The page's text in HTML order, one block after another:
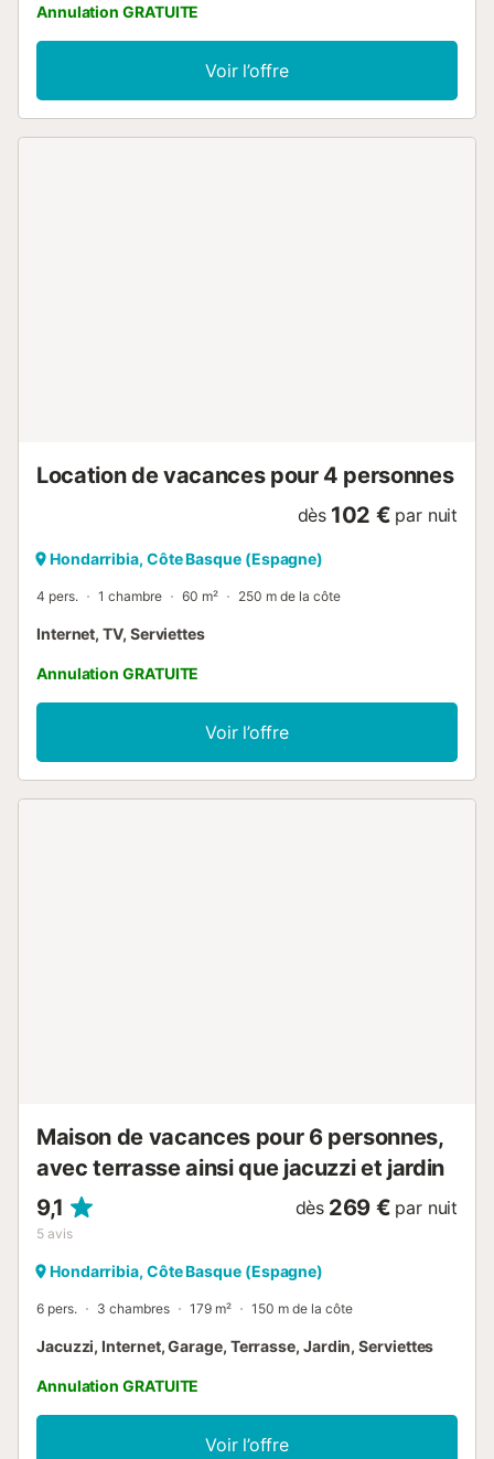
Annulation GRATUITE
Voir l’offre
Location de vacances pour 4 personnes
dès 102 € par nuit
Hondarribia, Côte Basque (Espagne)
4 pers. 1 chambre 60 m² 250 m de la côte
Internet, TV, Serviettes
Annulation GRATUITE
Voir l’offre
Maison de vacances pour 6 personnes,
avec terrasse ainsi que jacuzzi et jardin
9,1
5 avis
dès 269 € par nuit
Hondarribia, Côte Basque (Espagne)
6 pers. 3 chambres 179 m² 150 m de la côte
Jacuzzi, Internet, Garage, Terrasse, Jardin, Serviettes
Annulation GRATUITE
Voir l’offre